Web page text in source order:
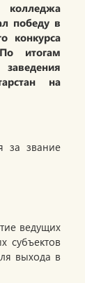
победу в
конкурса
итогам
на
ведущих
субъектов
выхода в